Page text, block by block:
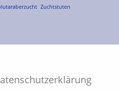
Zuchtstuten